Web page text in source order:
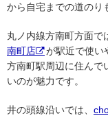
から自宅までの道のり
丸ノ内線方南町方面で
南町店
が駅近で使い
方南町駅周辺に住んで
いのが魅力です。
井の頭線沿いでは、